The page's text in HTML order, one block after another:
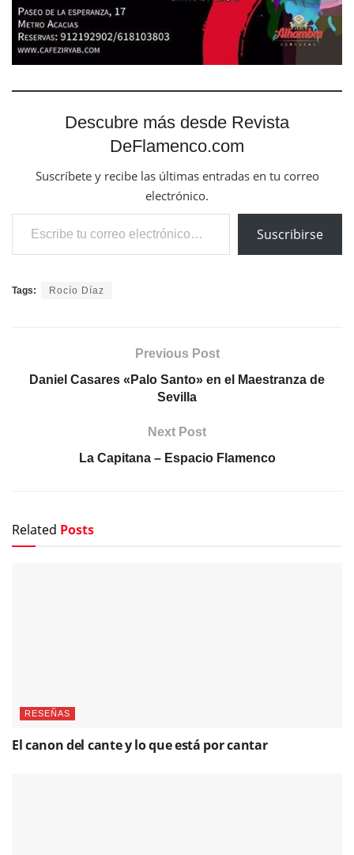
Descubre más desde Revista
DeFlamenco.com
Suscríbete y recibe las últimas entradas en tu correo
electrónico.
Escribe tu correo electrónico…
Suscribirse
Tags: Rocío Díaz
Previous Post
Daniel Casares «Palo Santo» en el Maestranza de
Sevilla
Next Post
La Capitana – Espacio Flamenco
Related Posts
RESEÑAS
El canon del cante y lo que está por cantar